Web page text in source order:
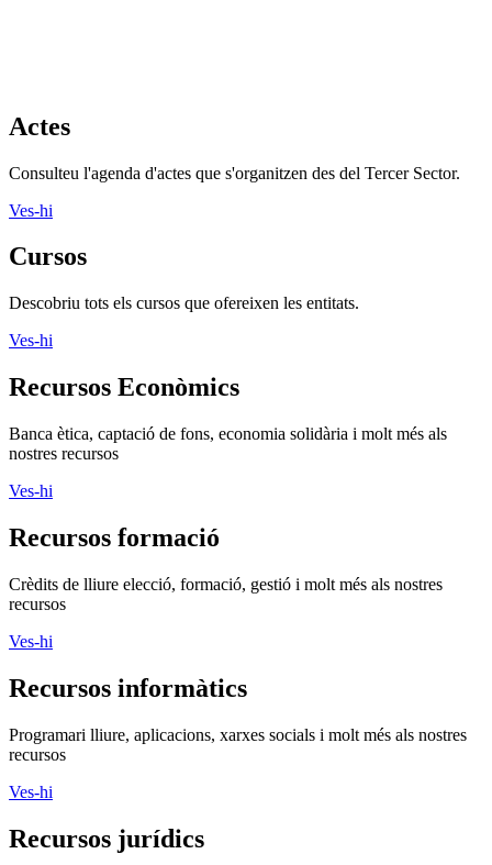
Actes
Consulteu l'agenda d'actes que s'organitzen des del Tercer Sector.
Ves-hi
Cursos
Descobriu tots els cursos que ofereixen les entitats.
Ves-hi
Recursos Econòmics
Banca ètica, captació de fons, economia solidària i molt més als
nostres recursos
Ves-hi
Recursos formació
Crèdits de lliure elecció, formació, gestió i molt més als nostres
recursos
Ves-hi
Recursos informàtics
Programari lliure, aplicacions, xarxes socials i molt més als nostres
recursos
Ves-hi
Recursos jurídics